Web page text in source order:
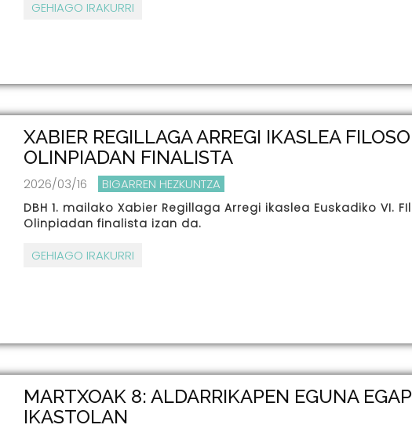
GEHIAGO IRAKURRI
XABIER REGILLAGA ARREGI IKASLEA
OLINPIADAN FINALISTA
2026/03/16 BIGARREN HEZKUNTZA
DBH 1. mailako Xabier Regillaga Arregi ikaslea Euskadiko VI.
Olinpiadan finalista izan da.
GEHIAGO IRAKURRI
MARTXOAK 8: ALDARRIKAPEN EGUNA
IKASTOLAN